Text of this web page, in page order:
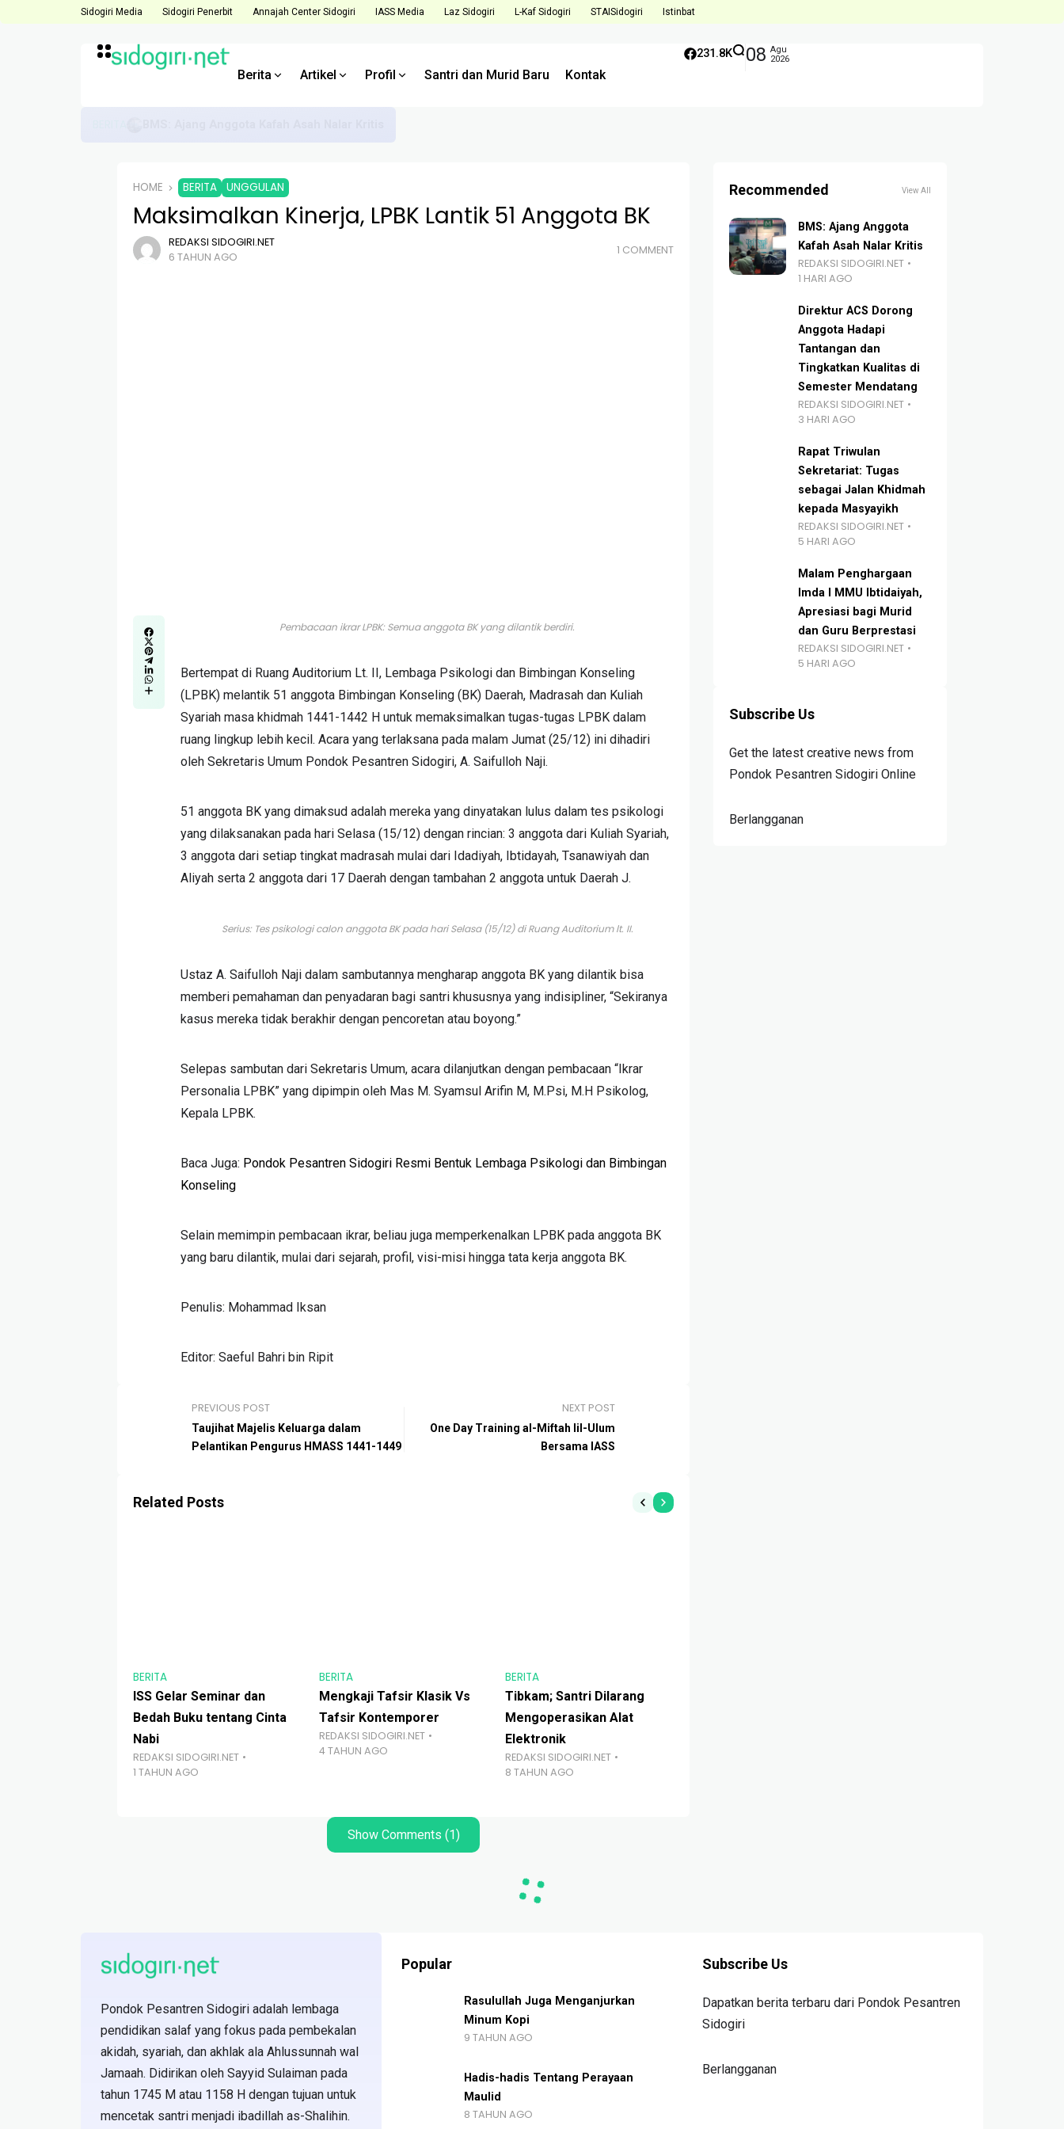
Sidogiri Media Sidogiri Penerbit Annajah Center Sidogiri IASS Media Laz Sidogiri L-Kaf Sidogiri STAISidogiri Istinbat
Berita Artikel Profil Santri dan Murid Baru Kontak
231.8K 08 Agu
2026
HOME BERITA UNGGULAN
Maksimalkan Kinerja, LPBK Lantik 51 Anggota BK
REDAKSI SIDOGIRI.NET
6 TAHUN AGO
1 COMMENT
Pembacaan ikrar LPBK: Semua anggota BK yang dilantik berdiri.
Bertempat di Ruang Auditorium Lt. II, Lembaga Psikologi dan Bimbingan Konseling
(LPBK) melantik 51 anggota Bimbingan Konseling (BK) Daerah, Madrasah dan Kuliah
Syariah masa khidmah 1441-1442 H untuk memaksimalkan tugas-tugas LPBK dalam
ruang lingkup lebih kecil. Acara yang terlaksana pada malam Jumat (25/12) ini dihadiri
oleh Sekretaris Umum Pondok Pesantren Sidogiri, A. Saifulloh Naji.
51 anggota BK yang dimaksud adalah mereka yang dinyatakan lulus dalam tes psikologi
yang dilaksanakan pada hari Selasa (15/12) dengan rincian: 3 anggota dari Kuliah Syariah,
3 anggota dari setiap tingkat madrasah mulai dari Idadiyah, Ibtidayah, Tsanawiyah dan
Aliyah serta 2 anggota dari 17 Daerah dengan tambahan 2 anggota untuk Daerah J.
Serius: Tes psikologi calon anggota BK pada hari Selasa (15/12) di Ruang Auditorium lt. II.
Ustaz A. Saifulloh Naji dalam sambutannya mengharap anggota BK yang dilantik bisa
memberi pemahaman dan penyadaran bagi santri khususnya yang indisipliner, “Sekiranya
kasus mereka tidak berakhir dengan pencoretan atau boyong.”
Selepas sambutan dari Sekretaris Umum, acara dilanjutkan dengan pembacaan “Ikrar
Personalia LPBK” yang dipimpin oleh Mas M. Syamsul Arifin M, M.Psi, M.H Psikolog,
Kepala LPBK.
Baca Juga: Pondok Pesantren Sidogiri Resmi Bentuk Lembaga Psikologi dan Bimbingan
Konseling
Selain memimpin pembacaan ikrar, beliau juga memperkenalkan LPBK pada anggota BK
yang baru dilantik, mulai dari sejarah, profil, visi-misi hingga tata kerja anggota BK.
Penulis: Mohammad Iksan
Editor: Saeful Bahri bin Ripit
PREVIOUS POST
Taujihat Majelis Keluarga dalam
Pelantikan Pengurus HMASS 1441-1449
NEXT POST
One Day Training al-Miftah lil-Ulum
Bersama IASS
Related Posts
BERITA
ISS Gelar Seminar dan
Bedah Buku tentang Cinta
Nabi
REDAKSI SIDOGIRI.NET
1 TAHUN AGO
BERITA
Mengkaji Tafsir Klasik Vs
Tafsir Kontemporer
REDAKSI SIDOGIRI.NET
4 TAHUN AGO
BERITA
Tibkam; Santri Dilarang
Mengoperasikan Alat
Elektronik
REDAKSI SIDOGIRI.NET
8 TAHUN AGO
Show Comments (1)
Recommended View All
BMS: Ajang Anggota
Kafah Asah Nalar Kritis
REDAKSI SIDOGIRI.NET
1 HARI AGO
Direktur ACS Dorong
Anggota Hadapi
Tantangan dan
Tingkatkan Kualitas di
Semester Mendatang
REDAKSI SIDOGIRI.NET
3 HARI AGO
Rapat Triwulan
Sekretariat: Tugas
sebagai Jalan Khidmah
kepada Masyayikh
REDAKSI SIDOGIRI.NET
5 HARI AGO
Malam Penghargaan
Imda I MMU Ibtidaiyah,
Apresiasi bagi Murid
dan Guru Berprestasi
REDAKSI SIDOGIRI.NET
5 HARI AGO
Subscribe Us
Get the latest creative news from
Pondok Pesantren Sidogiri Online
Berlangganan
Pondok Pesantren Sidogiri adalah lembaga
pendidikan salaf yang fokus pada pembekalan
akidah, syariah, dan akhlak ala Ahlussunnah wal
Jamaah. Didirikan oleh Sayyid Sulaiman pada
tahun 1745 M atau 1158 H dengan tujuan untuk
mencetak santri menjadi ibadillah as-Shalihin.
Popular
Rasulullah Juga Menganjurkan
Minum Kopi
9 TAHUN AGO
Hadis-hadis Tentang Perayaan
Maulid
8 TAHUN AGO
Subscribe Us
Dapatkan berita terbaru dari Pondok Pesantren
Sidogiri
Berlangganan